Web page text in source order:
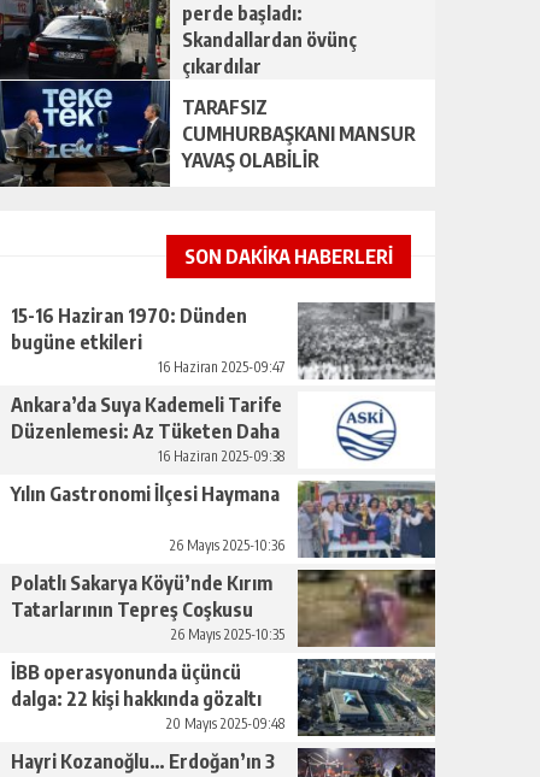
perde başladı:
Skandallardan övünç
çıkardılar
TARAFSIZ
CUMHURBAŞKANI MANSUR
YAVAŞ OLABİLİR
SON DAKİKA HABERLERİ
15-16 Haziran 1970: Dünden
bugüne etkileri
16 Haziran 2025-09:47
Ankara’da Suya Kademeli Tarife
Düzenlemesi: Az Tüketen Daha
16 Haziran 2025-09:38
Yılın Gastronomi İlçesi Haymana
26 Mayıs 2025-10:36
Polatlı Sakarya Köyü’nde Kırım
Tatarlarının Tepreş Coşkusu
26 Mayıs 2025-10:35
İBB operasyonunda üçüncü
dalga: 22 kişi hakkında gözaltı
20 Mayıs 2025-09:48
Hayri Kozanoğlu… Erdoğan’ın 3